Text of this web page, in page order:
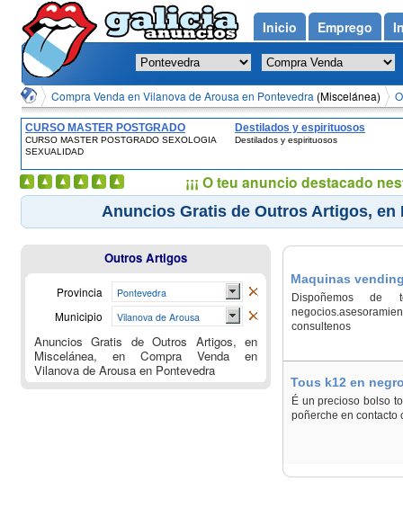
Compra Venda en Vilanova de Arousa en Pontevedra (Miscelánea)
CURSO MASTER POSTGRADO
SEXOLOGIA SEXUALIDAD
CURSO MASTER POSTGRADO SEXOLOGIA
SEXUALIDAD
Destilados y espirituosos
Destilados y espirituosos
Anuncios Gratis de Outros Artigos, en
Maquinas
Arousa
Dispoñemos
consultenos
Tous k12 en
É un precioso bolso
poñerche en contacto
Outros Artigos
Provincia Pontevedra
Municipio Vilanova de Arousa
Anuncios Gratis de Outros Artigos, en
Miscelánea, en Compra Venda en
Vilanova de Arousa en Pontevedra
Inicio Emprego
¡¡¡ O teu anuncio destacado